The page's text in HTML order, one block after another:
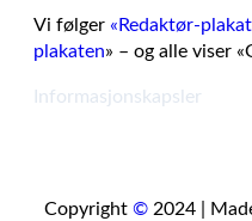
Vi følger «Redaktør-
plakaten» – og alle viser
Informasjonskapsler
Copyright ©2024 |